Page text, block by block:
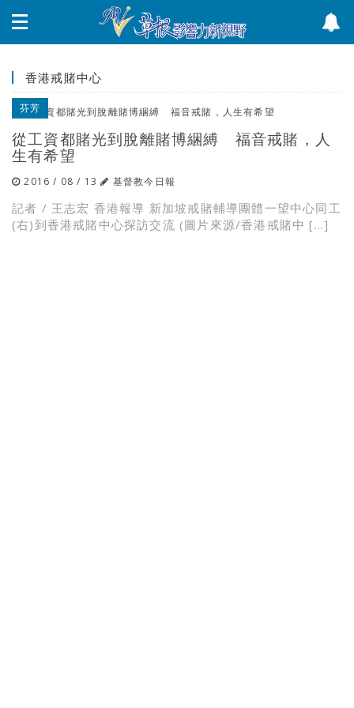
香港戒賭中心
芬芳
從工資都賭光到脫離賭博綑縛 福音戒賭，人
生有希望
2016 / 08 / 13 基督教今日報
記者 / 王志宏 香港報導 新加坡戒賭輔導團體一望中心同工
(右)到香港戒賭中心探訪交流 (圖片來源/香港戒賭中 […]